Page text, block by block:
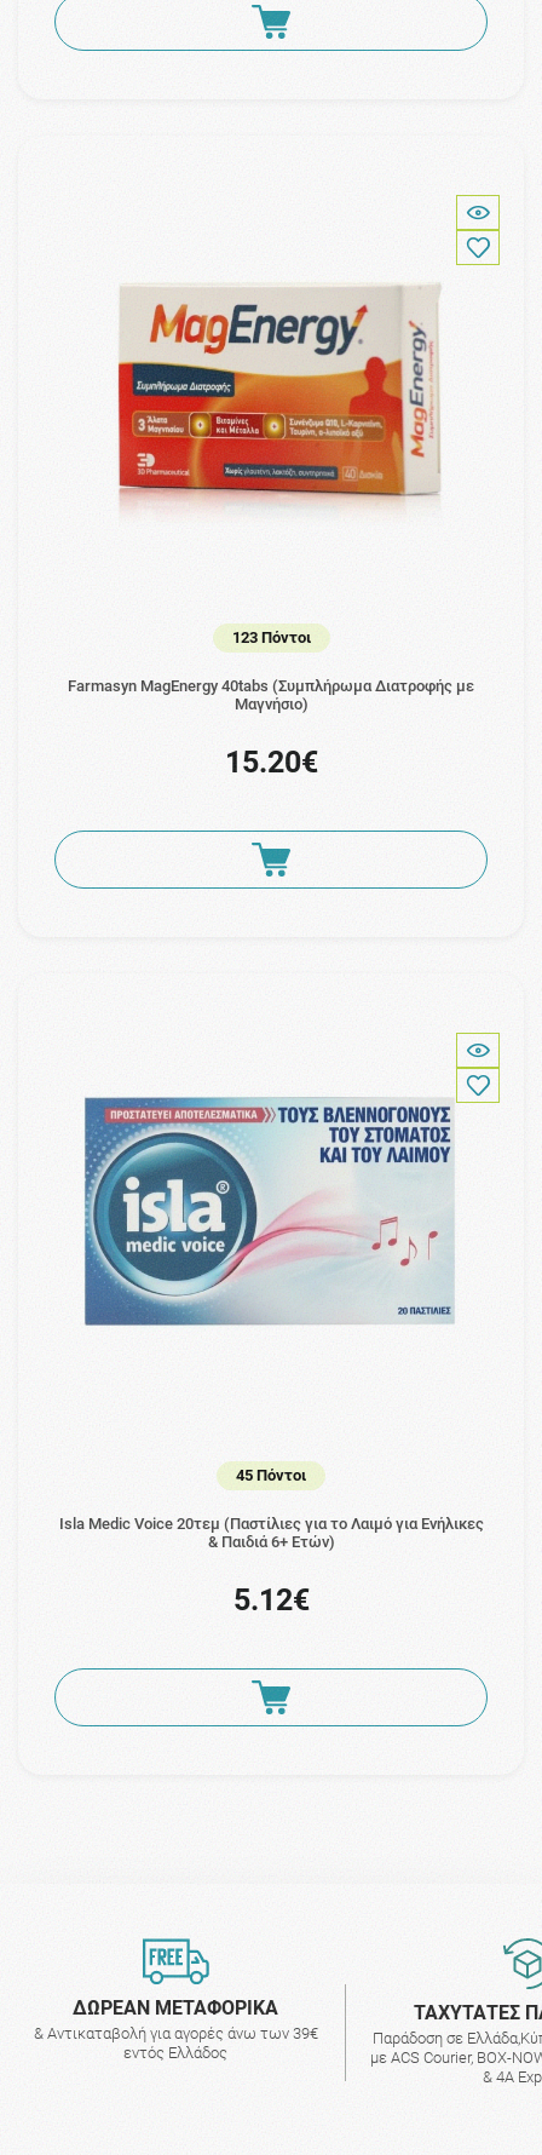
123 Πόντοι
Farmasyn MagEnergy 40tabs (Συμπλήρωμα Διατροφής με
Μαγνήσιο)
15.20€
45 Πόντοι
Isla Medic Voice 20τεμ (Παστίλιες για το Λαιμό για Ενήλικες
& Παιδιά 6+ Ετών)
5.12€
ΔΩΡΕΑΝ ΜΕΤΑΦΟΡΙΚΑ
& Αντικαταβολή για αγορές άνω των 39€
εντός Ελλάδος
ΤΑΧΥΤΑΤΕΣ
Παράδοση σε
με ACS Courier, BOX-
& 4A